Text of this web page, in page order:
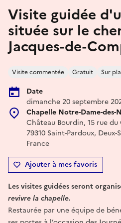
Visite guidée
située sur le
Jacques-de-
Visite commentée Gratuit Sur
Date
dimanche 20 septembre
Chapelle Notre-Dame-des-
Château Bourdin, 15 rue du
79310 Saint-Pardoux,
France
Ajouter à mes favoris
Les visites guidées seront
revivre la chapelle.
Restaurée par une équipe de